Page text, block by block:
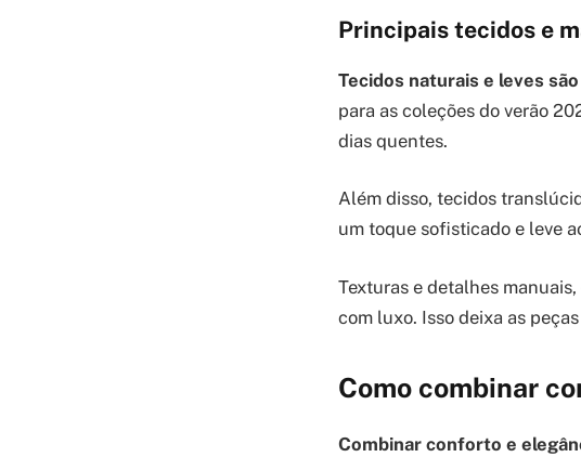
Principais tecidos e
Tecidos naturais e leves
para as coleções do verão
dias quentes.
Além disso, tecidos
um toque sofisticado e leve
Texturas e detalhes
com luxo. Isso deixa as
Como combinar
Combinar conforto e